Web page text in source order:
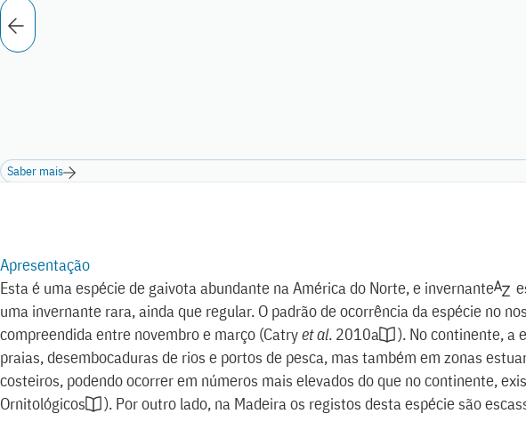
Saber mais
Apresentação
Esta é uma espécie de gaivota abundante na América do Norte, e invernante
uma invernante rara, ainda que regular. O padrão de ocorrência da espécie no
compreendida entre novembro e março (Catryet al. 2010a ). No continente, a
praias, desembocaduras de rios e portos de pesca, mas também em zonas
costeiros, podendo ocorrer em números mais elevados do que no continente,
Ornitológicos
). Por outro lado, na Madeira os registos desta espécie são